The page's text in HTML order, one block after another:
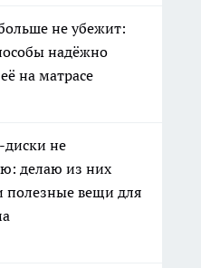
не убежит:
надёжно
на матрасе
диски не
делаю из них
полезные вещи для